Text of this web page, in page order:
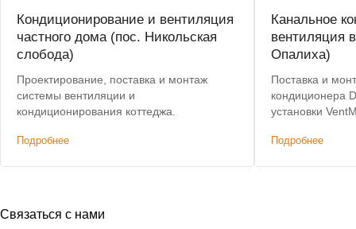
Кондиционирование и вентиляция
частного дома (пос. Никольская
слобода)
Проектирование, поставка и монтаж
системы вентиляции и
кондиционирования коттеджа.
Подробнее
Канальное
вентиляция
Опалиха)
Поставка и
кондиционера
установки
Подробнее
Связаться с нами